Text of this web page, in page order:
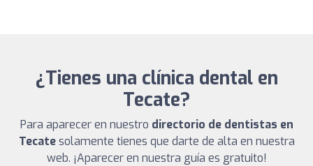
¿Tienes una clínica dental en
Tecate?
Para aparecer en nuestro directorio de dentistas en
Tecatesolamente tienes que darte de alta en nuestra
web. ¡Aparecer en nuestra guía es gratuito!